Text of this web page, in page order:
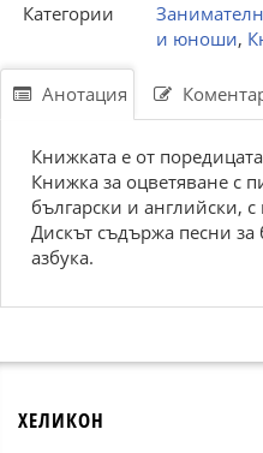
Категории
и юноши,
Анотация
Книжката е от
Книжка за оцветяване с
български и английски,
Дискът съдържа песни за
азбука.
ХЕЛИКОН